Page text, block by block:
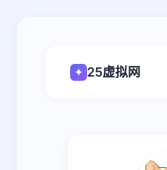
✦ 25虚拟网